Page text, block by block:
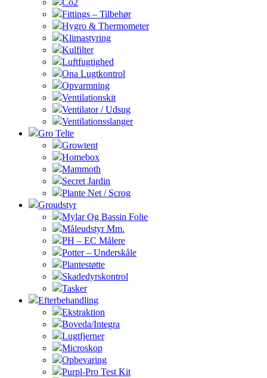
Co2
Fittings – Tilbehør
Hygro & Thermometer
Klimastyring
Kulfilter
Luftfugtighed
Ona Lugtkontrol
Opvarmning
Ventilationskit
Ventilator / Udsug
Ventilationsslanger
Gro Telte
Growtent
Homebox
Mammoth
Secret Jardin
Plante Net / Scrog
Groudstyr
Mylar Og Bassin Folie
Måleudstyr Mm.
PH – EC Målere
Potter – Underskåle
Plantestøtte
Skadedyrskontrol
Tasker
Efterbehandling
Ekstraktion
Boveda/Integra
Lugtfjerner
Microskop
Opbevaring
Purpl-Pro Test Kit